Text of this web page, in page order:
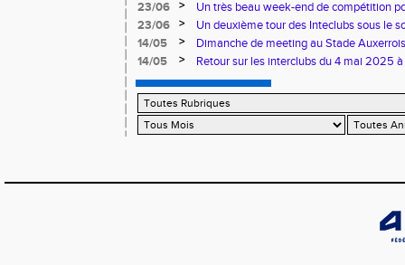
23/06
>
Un très beau week-end de compétition
23/06
>
Un deuxième tour des Inteclubs sous le
14/05
>
Dimanche de meeting au Stade Auxerrois
14/05
> Retour sur les interclubs du 4 mai 2025